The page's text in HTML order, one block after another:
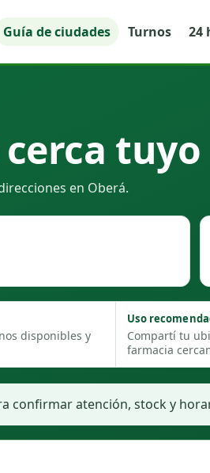
Guía de ciudades Turnos 24
tuyo
en Oberá.
disponibles y
Uso
Compartí tu
farmacia
confirmar atención, stock y